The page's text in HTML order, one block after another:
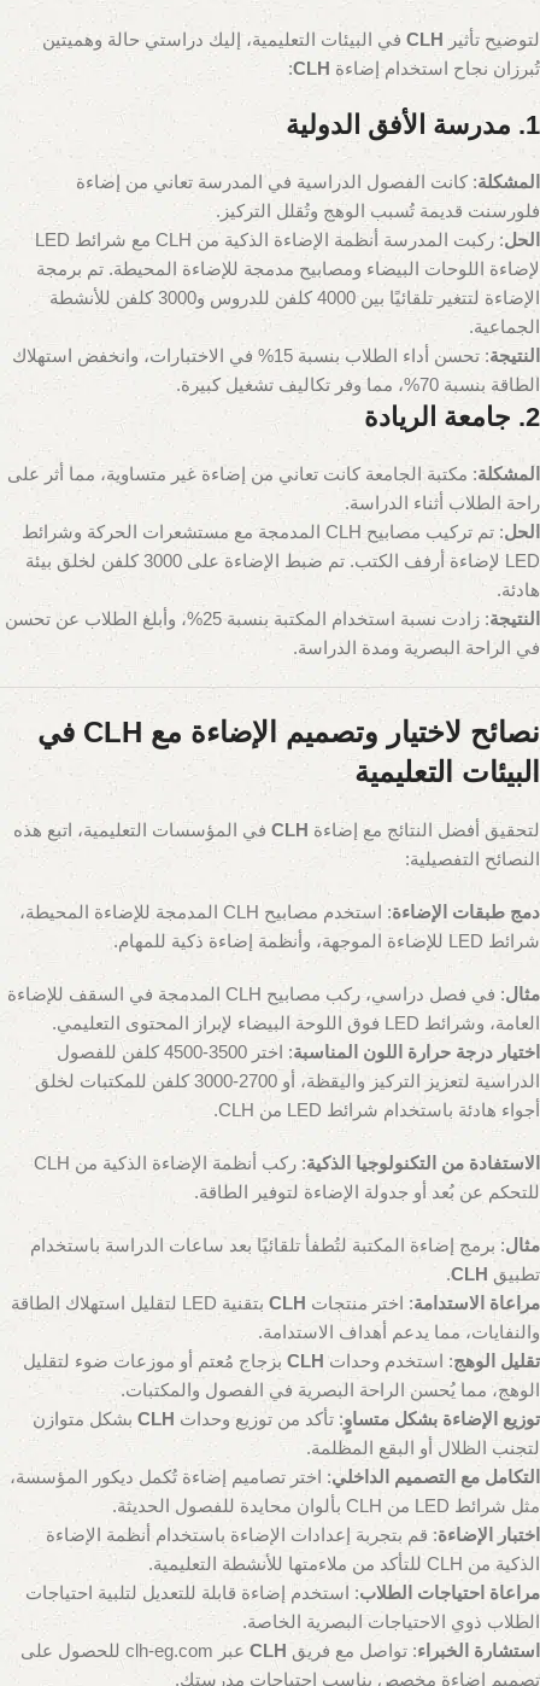
لتوضيح تأثير CLH في البيئات التعليمية، إليك دراستي حالة وهميتين
تُبرزان نجاح استخدام إضاءة CLH
:
1. مدرسة الأفق الدولية
المشكلة: كانت الفصول الدراسية في المدرسة تعاني من إضاءة
فلورسنت قديمة تُسبب الوهج وتُقلل التركيز.
الحل
: ركبت المدرسة أنظمة الإضاءة الذكية من CLH مع شرائط LED
لإضاءة اللوحات البيضاء ومصابيح مدمجة للإضاءة المحيطة. تم برمجة
الإضاءة لتتغير تلقائيًا بين 4000 كلفن للدروس و3000 كلفن للأنشطة
الجماعية.
النتيجة
: تحسن أداء الطلاب بنسبة 15% في الاختبارات، وانخفض استهلاك
الطاقة بنسبة 70%، مما وفر تكاليف تشغيل كبيرة.
2. جامعة الريادة
المشكلة: مكتبة الجامعة كانت تعاني من إضاءة غير متساوية، مما أثر على
راحة الطلاب أثناء الدراسة.
الحل
: تم تركيب مصابيح CLH المدمجة مع مستشعرات الحركة وشرائط
LED لإضاءة أرفف الكتب. تم ضبط الإضاءة على 3000 كلفن لخلق بيئة
هادئة.
النتيجة
: زادت نسبة استخدام المكتبة بنسبة 25%، وأبلغ الطلاب عن تحسن
في الراحة البصرية ومدة الدراسة.
نصائح لاختيار وتصميم الإضاءة مع CLH في
البيئات التعليمية
لتحقيق أفضل النتائج مع إضاءة CLH في المؤسسات التعليمية، اتبع هذه
النصائح التفصيلية:
دمج طبقات الإضاءة
: استخدم مصابيح CLH المدمجة للإضاءة المحيطة،
شرائط LED للإضاءة الموجهة، وأنظمة إضاءة ذكية للمهام.
مثال
: في فصل دراسي، ركب مصابيح CLH المدمجة في السقف للإضاءة
العامة، وشرائط LED فوق اللوحة البيضاء لإبراز المحتوى التعليمي.
اختيار درجة حرارة اللون المناسبة
: اختر 3500-4500 كلفن للفصول
الدراسية لتعزيز التركيز واليقظة، أو 2700-3000 كلفن للمكتبات لخلق
أجواء هادئة باستخدام شرائط LED من CLH.
الاستفادة من التكنولوجيا الذكية
: ركب أنظمة الإضاءة الذكية من CLH
للتحكم عن بُعد أو جدولة الإضاءة لتوفير الطاقة.
مثال: برمج إضاءة المكتبة لتُطفأ تلقائيًا بعد ساعات الدراسة باستخدام
تطبيق CLH
.
مراعاة الاستدامة: اختر منتجات CLH
بتقنية LED لتقليل استهلاك الطاقة
والنفايات، مما يدعم أهداف الاستدامة.
تقليل الوهج: استخدم وحدات CLH بزجاج مُعتم أو موزعات ضوء لتقليل
الوهج، مما يُحسن الراحة البصرية في الفصول والمكتبات.
توزيع الإضاءة بشكل متساوٍ: تأكد من توزيع وحدات CLH بشكل متوازن
لتجنب الظلال أو البقع المظلمة.
التكامل مع التصميم الداخلي: اختر تصاميم إضاءة تُكمل ديكور المؤسسة،
مثل شرائط LED من CLH بألوان محايدة للفصول الحديثة.
اختبار الإضاءة: قم بتجربة إعدادات الإضاءة باستخدام أنظمة الإضاءة
الذكية من CLH للتأكد من ملاءمتها للأنشطة التعليمية.
مراعاة احتياجات الطلاب: استخدم إضاءة قابلة للتعديل لتلبية احتياجات
الطلاب ذوي الاحتياجات البصرية الخاصة.
استشارة الخبراء: تواصل مع فريق CLH
عبر clh-eg.com للحصول على
تصميم إضاءة مخصص يناسب احتياجات مدرستك.